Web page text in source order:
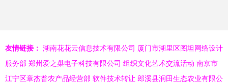
友情链接： 湖南花花云信息技术有限公司 厦门市湖里区图坦网络设计
服务部 郑州爱之巢电子科技有限公司 组织文化艺术交流活动 南京市
江宁区章杰普农产品经营部 软件技术转让 郎溪县润田生态农业有限公